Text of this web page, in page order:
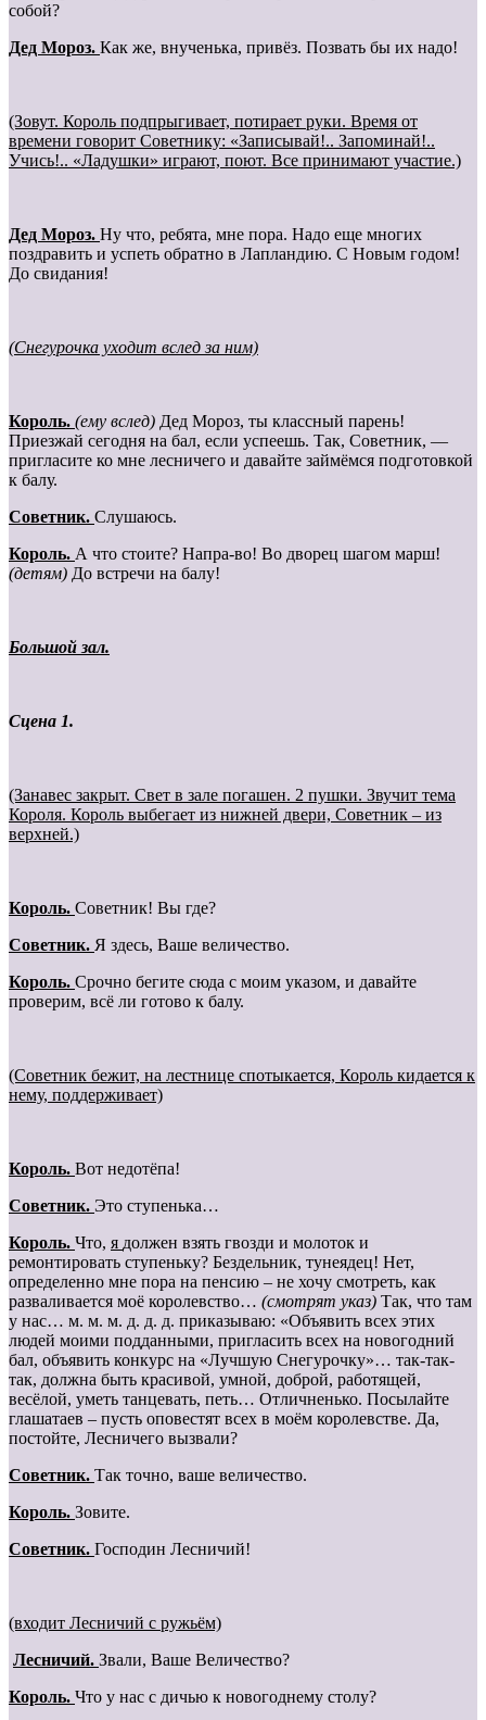
собой?
Дед Мороз. Как же, внученька, привёз. Позвать бы их надо!
(Зовут. Король подпрыгивает, потирает руки. Время от
времени говорит Советнику: «Записывай!.. Запоминай!..
Учись!.. «Ладушки» играют, поют. Все принимают участие.)
Дед Мороз. Ну что, ребята, мне пора. Надо еще многих
поздравить и успеть обратно в Лапландию. С Новым годом!
До свидания!
(Снегурочка уходит вслед за ним)
Король. (ему вслед) Дед Мороз, ты классный парень!
Приезжай сегодня на бал, если успеешь. Так, Советник, —
пригласите ко мне лесничего и давайте займёмся подготовкой
к балу.
Cоветник. Слушаюсь.
Король. А что стоите? Напра-во! Во дворец шагом марш!
(детям) До встречи на балу!
Большой зал.
Сцена 1.
(Занавес закрыт. Свет в зале погашен. 2 пушки. Звучит тема
Короля. Король выбегает из нижней двери, Советник – из
верхней.)
Король. Советник! Вы где?
Cоветник. Я здесь, Ваше величество.
Король. Срочно бегите сюда с моим указом, и давайте
проверим, всё ли готово к балу.
(Советник бежит, на лестнице спотыкается, Король кидается к
нему, поддерживает)
Король. Вот недотёпа!
Cоветник. Это ступенька…
Король. Что, я должен взять гвозди и молоток и
ремонтировать ступеньку? Бездельник, тунеядец! Нет,
определенно мне пора на пенсию – не хочу смотреть, как
разваливается моё королевство… (смотрят указ) Так, что там
у нас… м. м. м. д. д. д. приказываю: «Объявить всех этих
людей моими подданными, пригласить всех на новогодний
бал, объявить конкурс на «Лучшую Снегурочку»… так-так-
так, должна быть красивой, умной, доброй, работящей,
весёлой, уметь танцевать, петь… Отличненько. Посылайте
глашатаев – пусть оповестят всех в моём королевстве. Да,
постойте, Лесничего вызвали?
Cоветник. Так точно, ваше величество.
Король. Зовите.
Cоветник. Господин Лесничий!
(входит Лесничий с ружьём)
Лесничий. Звали, Ваше Величество?
Король. Что у нас с дичью к новогоднему столу?